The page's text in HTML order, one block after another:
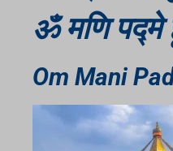
ॐ मणि पद्मे
Om Mani